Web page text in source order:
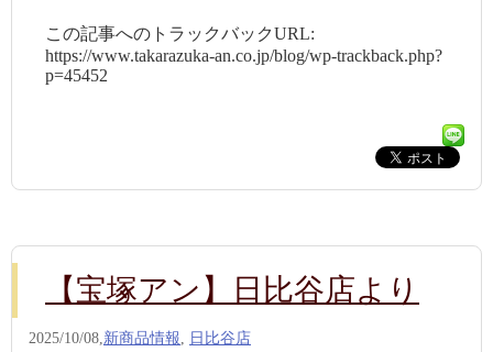
この記事へのトラックバックURL:
https://www.takarazuka-an.co.jp/blog/wp-trackback.php?
p=45452
【宝塚アン】日比谷店より
2025/10/08, 新商品情報 日比谷店